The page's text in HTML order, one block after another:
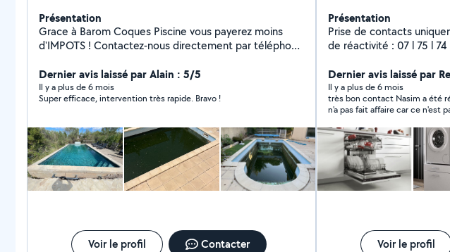
Présentation
Grace à Barom Coques Piscine vous payerez moins
d'IMPOTS ! Contactez-nous directement par téléphone
Dernier avis laissé par Alain : 5/5
Il y a plus de 6 mois
Super efficace, intervention très rapide. Bravo !
Voir le profil Contacter
Présentation
Prise de contacts
de réactivité : 07 l 75 l 74 l 61 l 51
onde, Four électrique -
reconditionnés, garantie
Dernier avis laissé par
Il y a plus de 6 mois
très bon contact Nasim a été
n'a pas fait affaire car ce n'est
Voir le profil